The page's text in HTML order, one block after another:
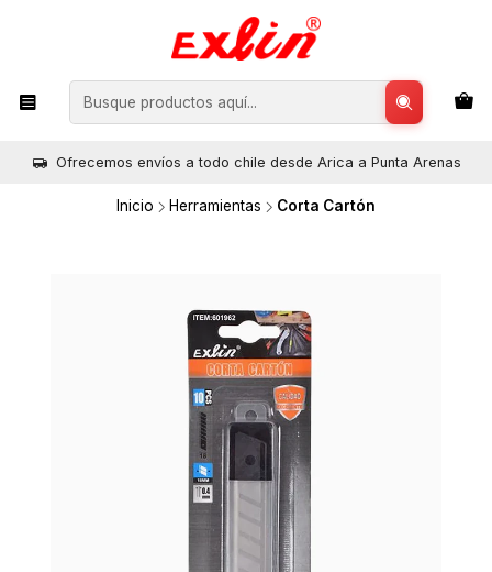
Ofrecemos envíos a todo chile desde Arica a Punta Arenas
Inicio Herramientas Corta Cartón